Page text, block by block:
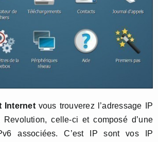
Internet vous trouverez l’adressage IP
celle-ci et composé d’une
associées. C’est IP sont vos IP